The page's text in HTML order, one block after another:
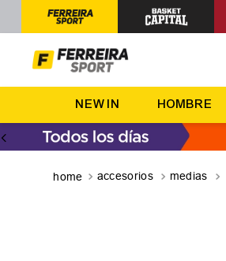
NEW IN HOMBRE
accesorios medias